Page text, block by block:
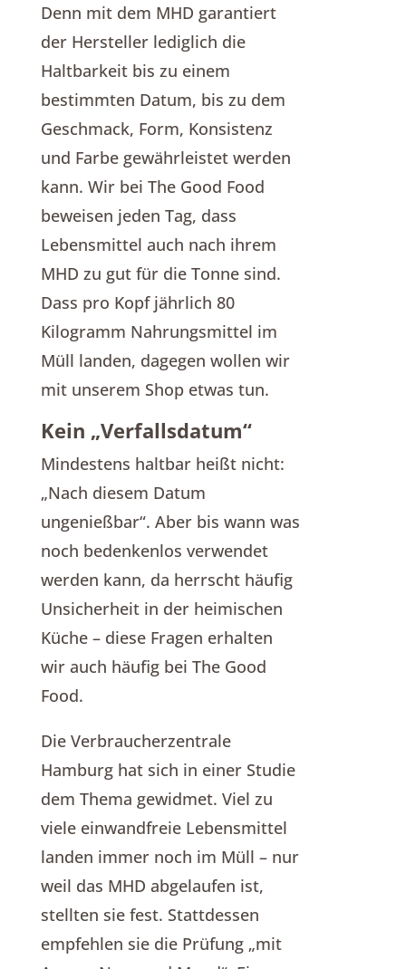
Denn mit dem MHD garantiert
der Hersteller lediglich die
Haltbarkeit bis zu einem
bestimmten Datum, bis zu dem
Geschmack, Form, Konsistenz
und Farbe gewährleistet werden
kann. Wir bei The Good Food
beweisen jeden Tag, dass
Lebensmittel auch nach ihrem
MHD zu gut für die Tonne sind.
Dass pro Kopf jährlich 80
Kilogramm Nahrungsmittel im
Müll landen, dagegen wollen wir
mit unserem Shop etwas tun.
Kein „Verfallsdatum“
Mindestens haltbar heißt nicht:
„Nach diesem Datum
ungenießbar“. Aber bis wann was
noch bedenkenlos verwendet
werden kann, da herrscht häufig
Unsicherheit in der heimischen
Küche – diese Fragen erhalten
wir auch häufig bei The Good
Food.
Die Verbraucherzentrale
Hamburg hat sich in einer Studie
dem Thema gewidmet. Viel zu
viele einwandfreie Lebensmittel
landen immer noch im Müll – nur
weil das MHD abgelaufen ist,
stellten sie fest. Stattdessen
empfehlen sie die Prüfung „mit